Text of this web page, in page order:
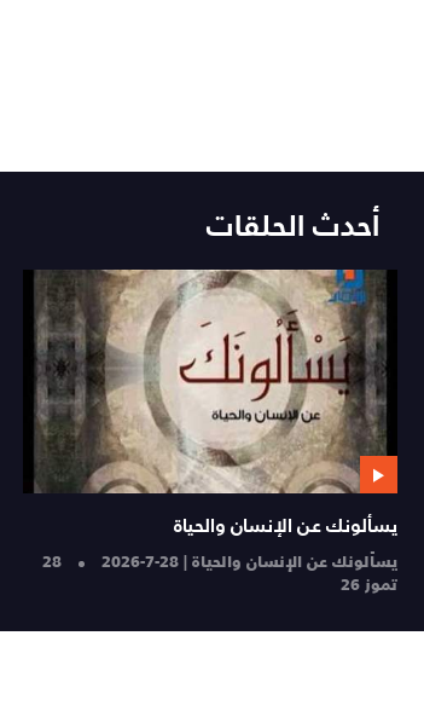
أحدث الحلقات
يسألونك عن الإنسان والحياة
يسألونك عن الإنسان والحياة | 28-7-2026
28
تموز 26